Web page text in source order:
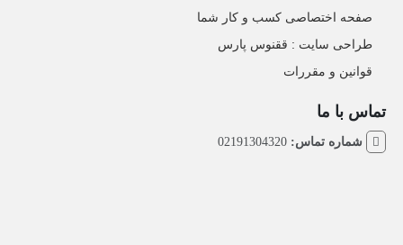
صفحه اختصاصی کسب و کار شما
طراحی سایت :‌ ققنوس پارس
قوانین و مقررات
تماس با ما
شماره تماس:02191304320